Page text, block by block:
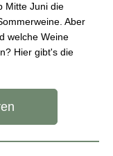
Mitte Juni die
Aber
welche Weine
Hier gibt's die